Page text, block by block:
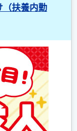
扶養内勤